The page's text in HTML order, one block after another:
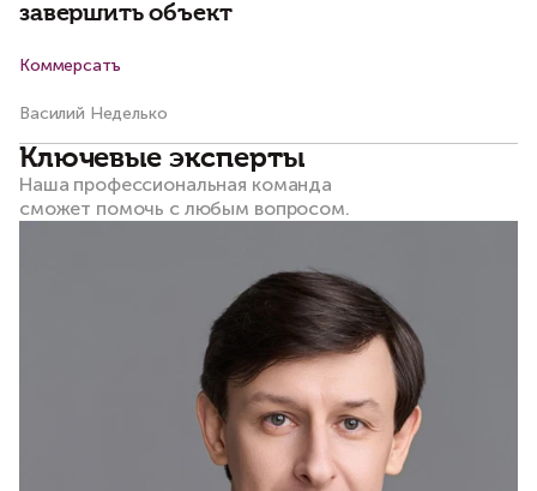
завершить объект
Коммерсатъ
Василий Неделько
Ключевые эксперты
Наша профессиональная команда
сможет помочь с любым вопросом.​